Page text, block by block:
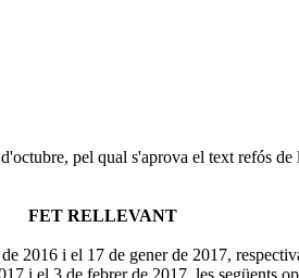
pel qual s'aprova el text refós
FET RELLEVANT
i el 17 de gener de 2017,
i el 3 de febrer de 2017, les següents